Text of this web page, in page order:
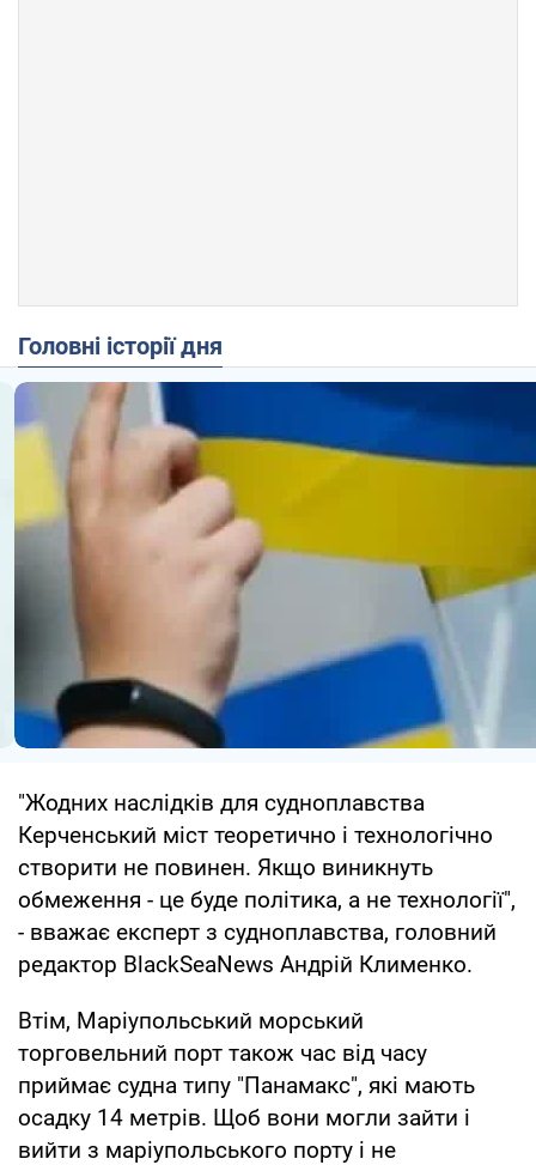
Головні історії дня
"Жодних наслідків для судноплавства
Керченський міст теоретично і технологічно
створити не повинен. Якщо виникнуть
обмеження - це буде політика, а не технології",
- вважає експерт з судноплавства, головний
редактор BlackSeaNews Андрій Клименко.
Втім, Маріупольський морський
торговельний порт також час від часу
приймає судна типу "Панамакс", які мають
осадку 14 метрів. Щоб вони могли зайти і
вийти з маріупольського порту і не